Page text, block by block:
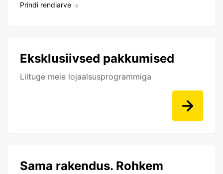
Prindi rendiarve
Eksklusiivsed pakkumised
Liituge meie lojaalsusprogrammiga
Sama rakendus. Rohkem